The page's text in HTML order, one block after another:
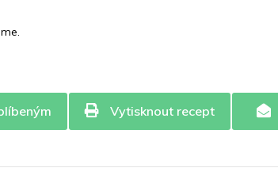
Vytisknout recept